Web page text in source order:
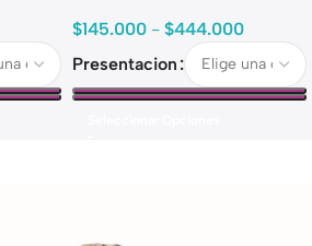
$145.000 - $444.000
Presentacion